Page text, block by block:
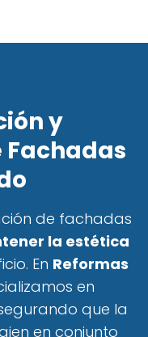
y
Fachadas
de fachadas
la estética
En Reformas
en
que la
en conjunto